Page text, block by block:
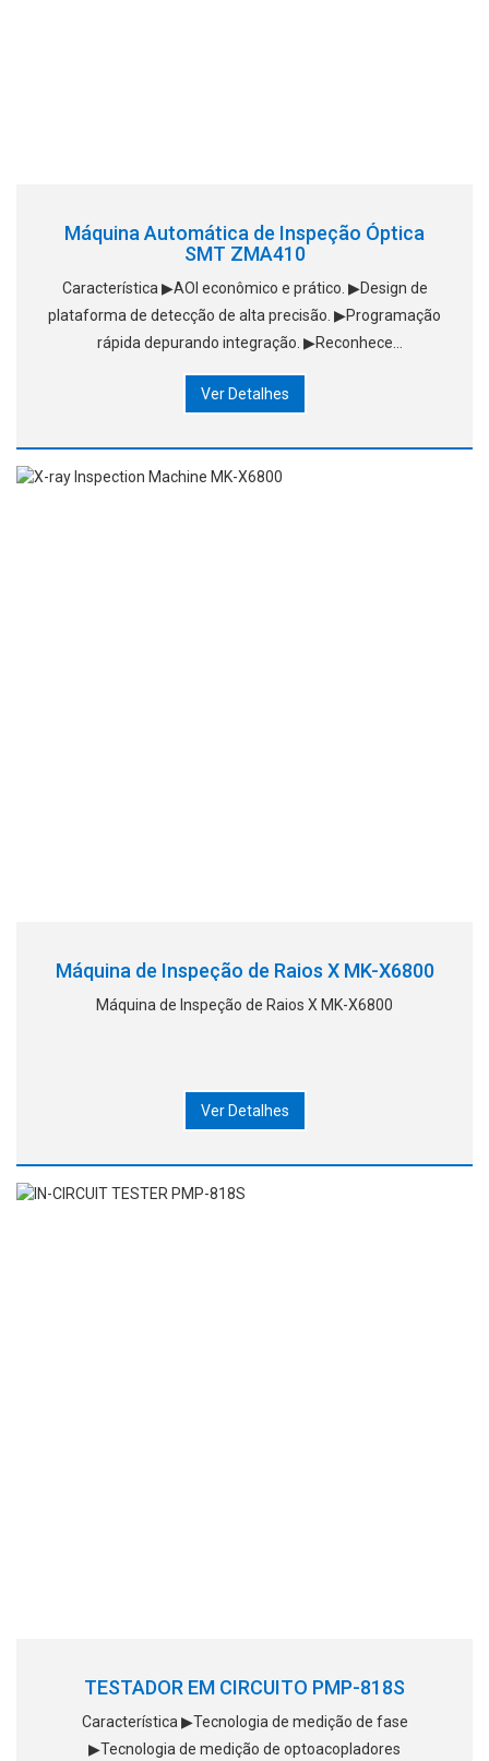
Máquina Automática de Inspeção Óptica
SMT ZMA410
Característica ▶AOI econômico e prático. ▶Design de
plataforma de detecção de alta precisão. ▶Programação
rápida depurando integração. ▶Reconhece
profissional SPC.
Ver Detalhes
Máquina de Inspeção de Raios X MK-X6800
Máquina de Inspeção de Raios X MK-X6800
Ver Detalhes
TESTADOR EM CIRCUITO PMP-818S
Característica ▶Tecnologia de medição de fase
▶Tecnologia de medição de optoacopladores